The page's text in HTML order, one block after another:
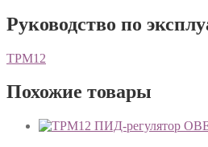
Руководство по
ТРМ12
Похожие товары